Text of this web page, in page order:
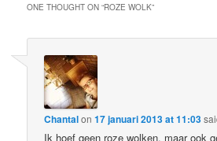
ONE THOUGHT ON “ROZE WOLK”
Chantalon17 januari 2013 at 11:03
Ik hoef geen roze wolken, maar ook